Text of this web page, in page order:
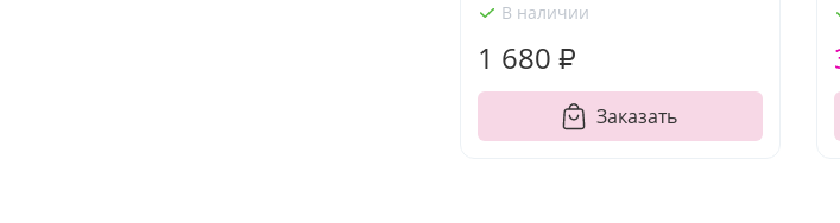
В наличии
1 680 ₽
Заказать